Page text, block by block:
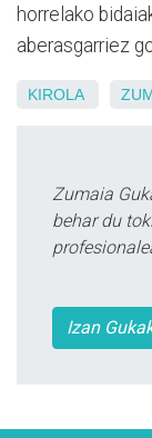
horrelako
aberasgarriez
KIROLA
Zumaia
behar du
Izan